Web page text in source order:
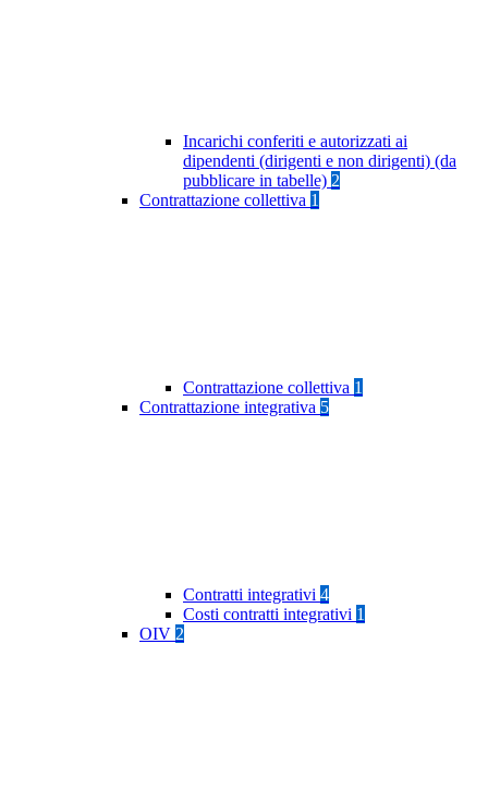
Incarichi conferiti e autorizzati ai
dipendenti (dirigenti e non dirigenti) (da
pubblicare in tabelle) 2
Contrattazione collettiva 1
Contrattazione collettiva 1
Contrattazione integrativa 5
Contratti integrativi 4
Costi contratti integrativi 1
OIV 2